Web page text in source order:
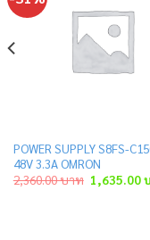
POWER SUPPLY S8FS-
48V 3.3A OMRON
2,360.00บาท Original
price
1,635.00